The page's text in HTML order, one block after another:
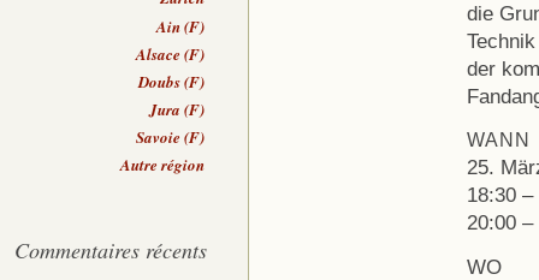
die
der
WANN
25.
18:30
20:00
WO
Ain (F)
Alsace (F)
Doubs (F)
Jura (F)
Savoie (F)
Autre région
Commentaires récents